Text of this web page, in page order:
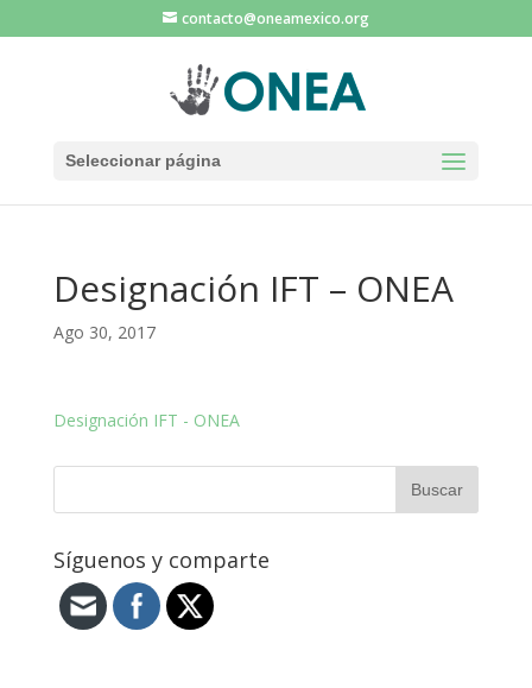
contacto@oneamexico.org
Seleccionar página
Designación IFT – ONEA
Ago 30, 2017
Designación IFT - ONEA
Síguenos y comparte